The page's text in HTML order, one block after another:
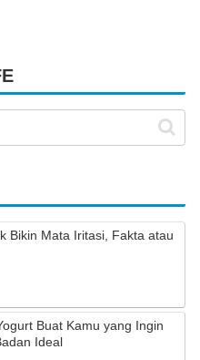
Bikin Mata Iritasi, Fakta atau
Buat Kamu yang Ingin
Ideal